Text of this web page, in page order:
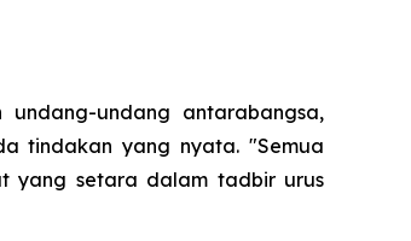
undang antarabangsa,
tindakan yang nyata. "Semua
yang setara dalam tadbir urus